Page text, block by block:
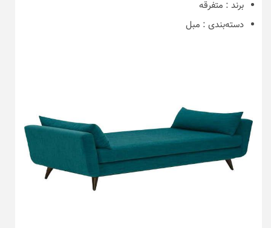
برند : متفرقه
دسته‌بندی : مبل